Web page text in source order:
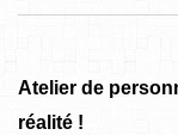
Atelier de
réalité !